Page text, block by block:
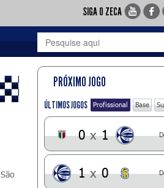
SIGA O ZECA
PRÓXIMO JOGO
ÚLTIMOS JOGOS Profissional Base
0 x 1
1 x 0